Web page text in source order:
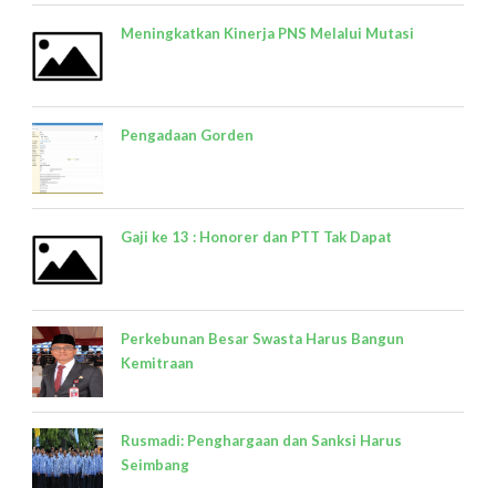
Meningkatkan Kinerja PNS Melalui Mutasi
Pengadaan Gorden
Gaji ke 13 : Honorer dan PTT Tak Dapat
Perkebunan Besar Swasta Harus Bangun
Kemitraan
Rusmadi: Penghargaan dan Sanksi Harus
Seimbang